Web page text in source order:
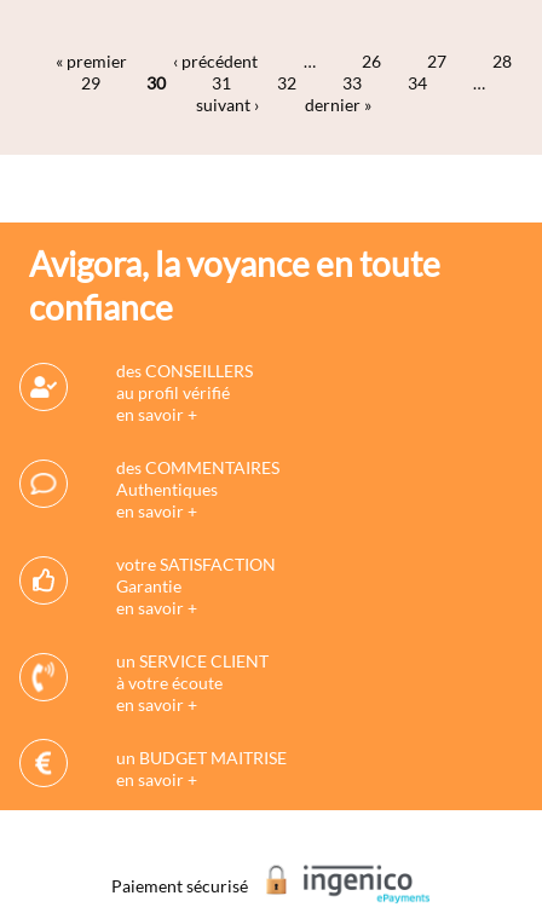
Pages
« premier ‹ précédent … 26 27
28
29
30 31 32 33 34
…
suivant ›
dernier »
Avigora, la voyance en toute
confiance
des CONSEILLERS
au profil vérifié
en savoir +
des COMMENTAIRES
Authentiques
en savoir +
votre SATISFACTION
Garantie
en savoir +
un SERVICE CLIENT
à votre écoute
en savoir +
un BUDGET MAITRISE
en savoir +
Paiement sécurisé